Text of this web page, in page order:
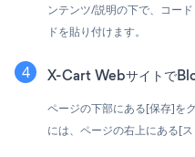
ンテンツ/説明の下で、コー
ドを貼り付けます。
X-Cart Webサイトで
ページの下部にある[保存]を
には、ページの右上にある[